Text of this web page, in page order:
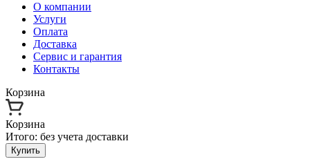
О компании
Услуги
Оплата
Доставка
Сервис и гарантия
Контакты
Корзина
Корзина
Итого: без учета доставки
Купить